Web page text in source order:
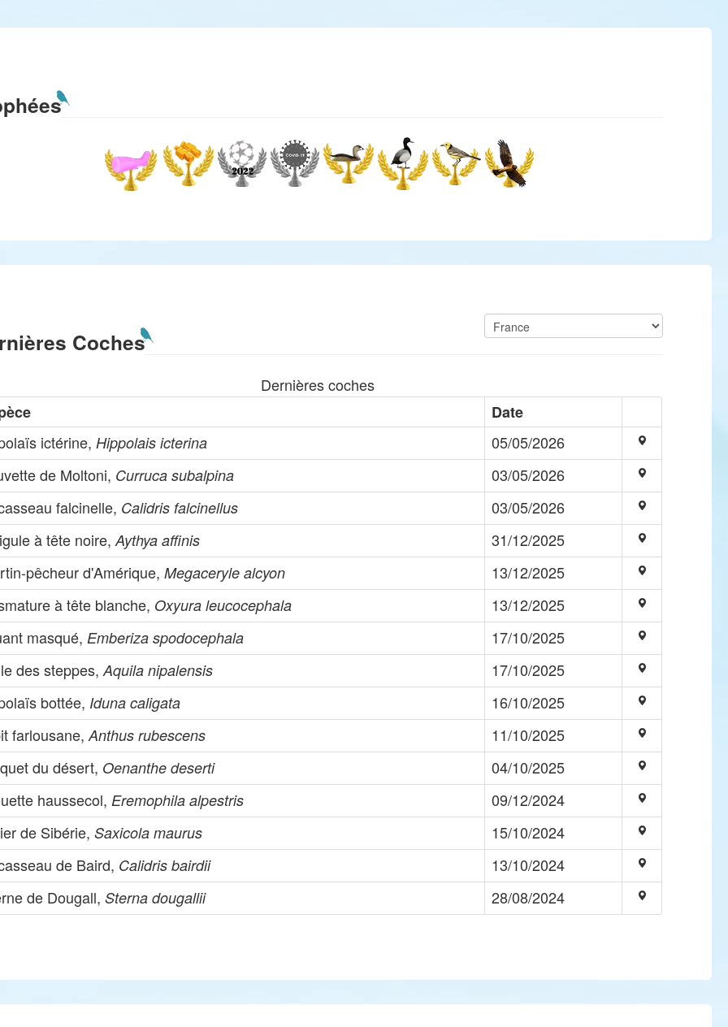
Coches
Dernières coches
Date
ictérine, Hippolais icterina
05/05/2026
de Moltoni, Curruca subalpina
03/05/2026
falcinelle, Calidris falcinellus
03/05/2026
à tête noire,Aythya affinis
31/12/2025
pêcheur d'Amérique,Megaceryle alcyon
13/12/2025
à tête blanche, Oxyura leucocephala
13/12/2025
masqué, Emberiza spodocephala
17/10/2025
des steppes,Aquila nipalensis
17/10/2025
bottée, Iduna caligata
16/10/2025
farlousane,Anthus rubescens
11/10/2025
du désert, Oenanthe deserti
04/10/2025
haussecol, Eremophila alpestris
09/12/2024
de Sibérie,Saxicola maurus
15/10/2024
de Baird, Calidris bairdii
13/10/2024
de Dougall,Sterna dougallii 28/08/2024